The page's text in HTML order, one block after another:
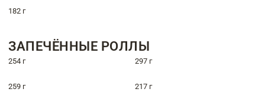
182 г
ЗАПЕЧЁННЫЕ РОЛЛЫ
254 г 297 г
259 г 217 г